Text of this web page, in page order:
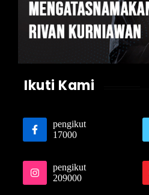
Ikuti Kami
pengikut
17000
pengikut
209000